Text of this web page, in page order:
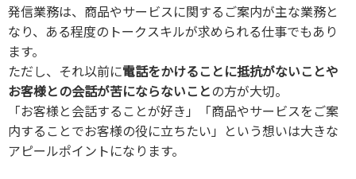
発信業務は、商品やサービスに関するご案内が主な業務と
なり、ある程度のトークスキルが求められる仕事でもあり
ます。
ただし、それ以前に電話をかけることに抵抗がないことや
お客様との会話が苦にならないことの方が大切。
「お客様と会話することが好き」「商品やサービスをご案
内することでお客様の役に立ちたい」という想いは大きな
アピールポイントになります。